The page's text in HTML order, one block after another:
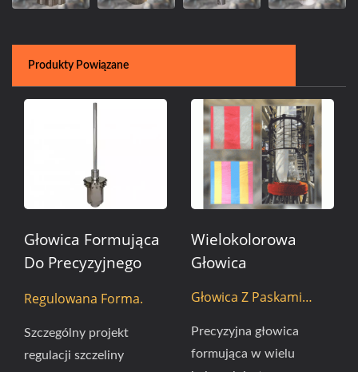
Produkty Powiązane
Głowica Formująca
Do Precyzyjnego
Grubości Folii Z
Rurkami IBC.
Regulowana Forma.
Szczególny projekt
regulacji szczeliny
Wielokolorowa
Głowica
Głowica Z Paskami
Precyzyjna głowica
formująca w wielu